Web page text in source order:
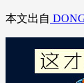
本文出自